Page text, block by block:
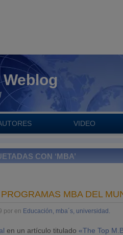
VIDEO
CON ‘MBA’
MBA DEL
por en Educación, mba´s, universidad.
en un artículo titulado «The Top